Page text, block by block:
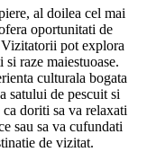
al doilea cel mai
oportunitati de
pot explora
raze maiestuoase.
culturala bogata
satului de pescuit si
doriti sa va relaxati
sau sa va cufundati
de vizitat.